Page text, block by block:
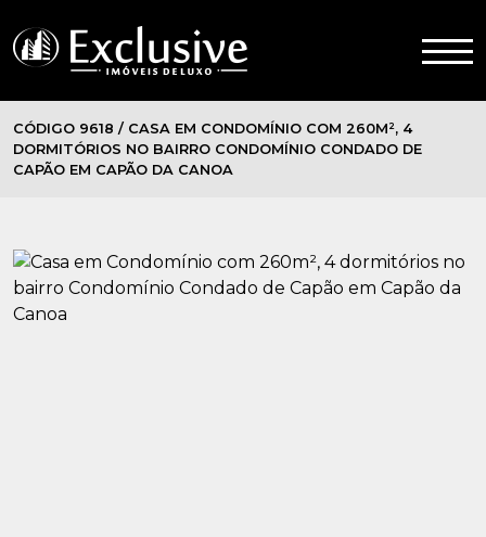
CÓDIGO 9618 / CASA EM CONDOMÍNIO COM 260M², 4
DORMITÓRIOS NO BAIRRO CONDOMÍNIO CONDADO DE
CAPÃO EM CAPÃO DA CANOA